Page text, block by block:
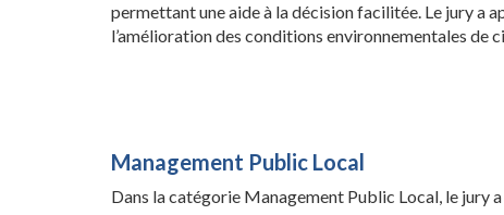
permettant une aide à la décision facilitée. Le jury a
l’amélioration des conditions environnementales de
Management Public Local
Dans la catégorie Management Public Local, le jury